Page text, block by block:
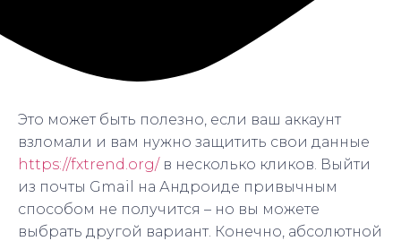
Это может быть полезно, если ваш аккаунт
взломали и вам нужно защитить свои данные
https://fxtrend.org/в несколько кликов. Выйти
из почты Gmail на Андроиде привычным
способом не получится – но вы можете
выбрать другой вариант. Конечно, абсолютной